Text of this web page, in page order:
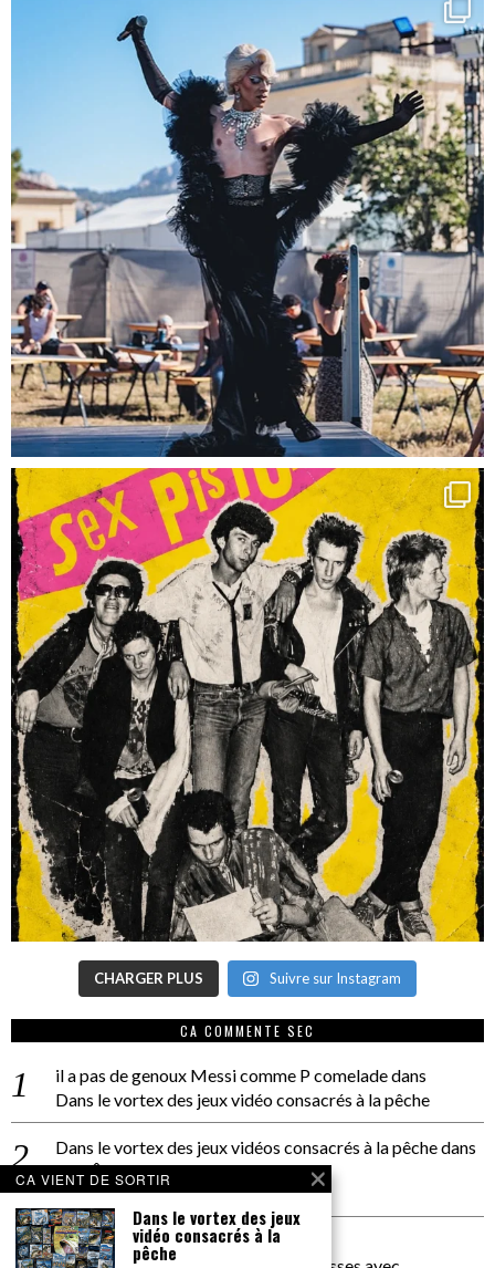
CHARGER PLUS Suivre sur Instagram
CA COMMENTE SEC
il a pas de genoux Messi comme P comeladedans
Dans le vortex des jeux vidéo consacrés à la pêche
Dans le vortex des jeux vidéos consacrés à la pêchedans
PACÔME THIELLEMENT
La séance d’Hip Gnose
La Patrie
dans
CA VIENT DE SORTIR
Dans le vortex des jeux
vidéo consacrés à la
pêche